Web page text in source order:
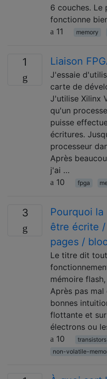
6 couches. Le
fonctionne
11
memory
1 Liaison
J'essaie
carte de
J'utilise Xilinx
qu'un
puisse
écritures.
processeur
Après
j'ai …
10
fpga
3
Pourquoi
être écrite
pages /
Le titre dit
mémoire
Après pas mal
bonnes
flottante et
électrons ou
10
transistors
non-volatile-